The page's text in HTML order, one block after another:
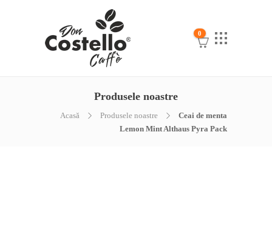
0
Produsele noastre
Acasă Produsele noastre
Ceai de menta
Lemon Mint Althaus Pyra Pack